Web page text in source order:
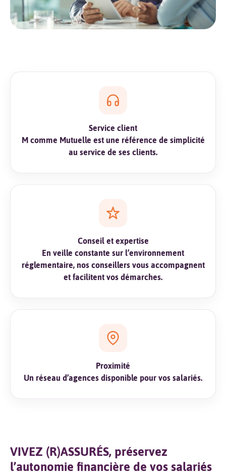
Service client
M comme Mutuelle est une référence de simplicité
au service de ses clients.
Conseil et expertise
En veille constante sur l’environnement
réglementaire, nos conseillers vous accompagnent
et facilitent vos démarches.
Proximité
Un réseau d’agences disponible pour vos salariés.
VIVEZ (R)ASSURÉS, préservez
l’autonomie financière de vos salariés